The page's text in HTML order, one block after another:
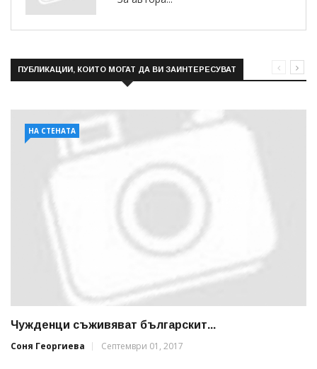
ПУБЛИКАЦИИ, КОИТО МОГАТ ДА ВИ ЗАИНТЕРЕСУВАТ
НА СТЕНАТА
Чужденци съживяват българскит...
Соня Георгиева
Септември 01, 2017